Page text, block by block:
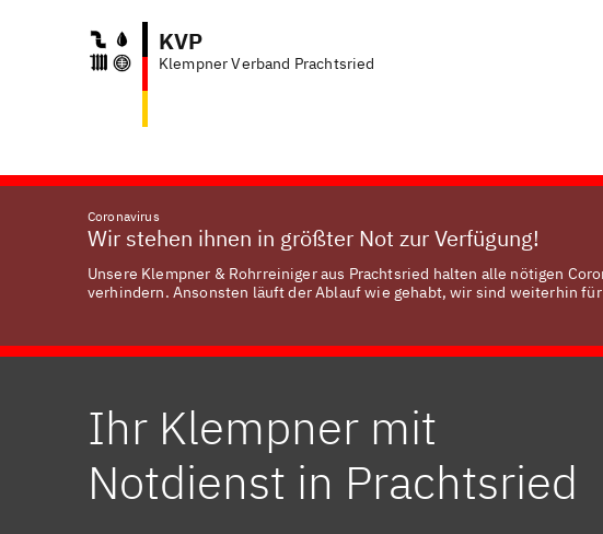
KVP
Klempner Verband Prachtsried
Coronavirus
Wir stehen ihnen in größter Not zur Verfügung!
Unsere Klempner & Rohrreiniger aus Prachtsried halten alle nötigen
verhindern. Ansonsten läuft der Ablauf wie gehabt, wir sind weiterhin für
Ihr Klempner mit
Notdienst in Prachtsried